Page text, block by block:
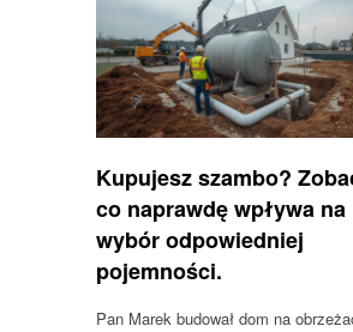
Kupujesz szambo?
co naprawdę wpływa na
wybór odpowiedniej
pojemności.
Pan Marek budował dom na